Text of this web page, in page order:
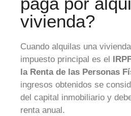
vivienda?
Cuando alquilas una
impuesto principal es el
la Renta de las Personas
ingresos obtenidos se
del capital inmobiliario y
renta anual.